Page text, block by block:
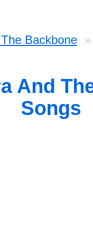
Backbone
And
Songs